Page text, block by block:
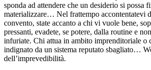
sponda ad attendere che un desiderio si possa
materializzare… Nel frattempo accontentatevi
convento, state accanto a chi vi vuole bene,
pressanti, evadete, se potere, dalla routine e
infuriate. Chi attua in ambito imprenditoriale o
indignato da un sistema reputato sbagliato…
dell’imprevedibilità.